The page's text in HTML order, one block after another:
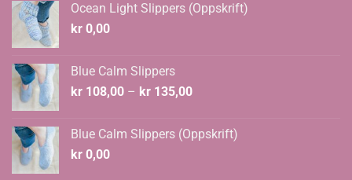
kr 124,00.kr 108,00.
Ocean Light Slippers (Oppskrift)
kr 0,00
Blue Calm Slippers
kr 108,00 – kr 135,00Prisområde:
kr 135,00
Blue Calm Slippers (Oppskrift)
kr 0,00